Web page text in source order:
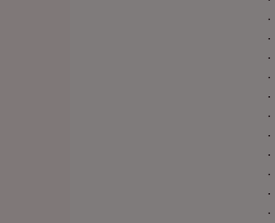
·
·
·
·
·
·
·
·
·
·
·